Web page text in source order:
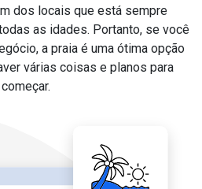
dos locais que está sempre
as idades. Portanto, se você
a praia é uma ótima opção
várias coisas e planos para
começar.